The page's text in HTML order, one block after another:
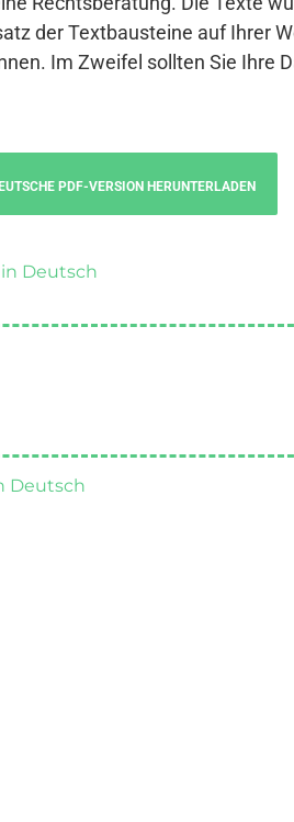
der Textbausteine auf Ihrer
Im Zweifel sollten Sie Ihre
PDF-VERSION HERUNTERLADEN
Deutsch
Deutsch